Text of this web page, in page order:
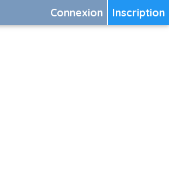
Inscription
Connexion